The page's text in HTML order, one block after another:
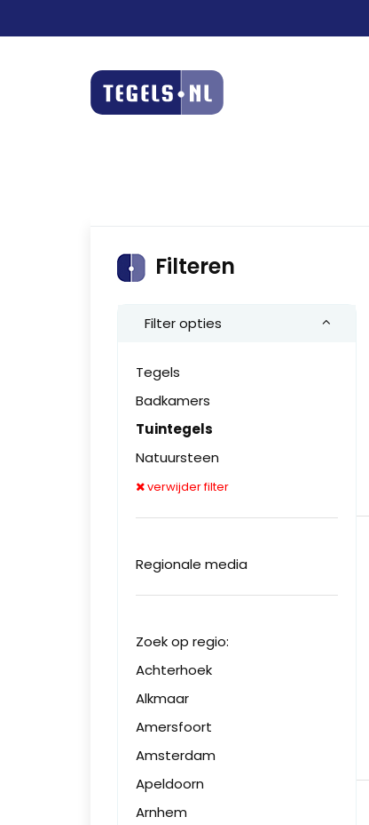
Filteren
Filter opties
Tegels
Badkamers
Tuintegels
Natuursteen
verwijder filter
Regionale media
Zoek op regio:
Achterhoek
Alkmaar
Amersfoort
Amsterdam
Apeldoorn
Arnhem